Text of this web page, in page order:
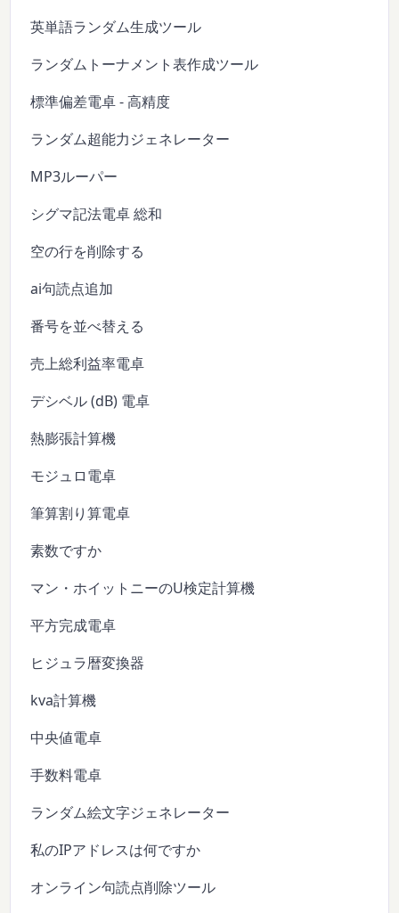
英単語ランダム生成ツール
ランダムトーナメント表作成ツール
標準偏差電卓 - 高精度
ランダム超能力ジェネレーター
MP3ルーパー
シグマ記法電卓 総和
空の行を削除する
ai句読点追加
番号を並べ替える
売上総利益率電卓
デシベル (dB) 電卓
熱膨張計算機
モジュロ電卓
筆算割り算電卓
素数ですか
マン・ホイットニーのU検定計算機
平方完成電卓
ヒジュラ暦変換器
kva計算機
中央値電卓
手数料電卓
ランダム絵文字ジェネレーター
私のIPアドレスは何ですか
オンライン句読点削除ツール